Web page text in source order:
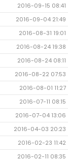
2016-09-15 08:41
2016-09-04 21:49
2016-08-31 19:01
2016-08-24 19:38
2016-08-24 08:11
2016-08-22 07:53
2016-08-01 11:27
2016-07-11 08:15
2016-07-04 13:06
2016-04-03 20:23
2016-02-23 11:42
2016-02-11 08:35